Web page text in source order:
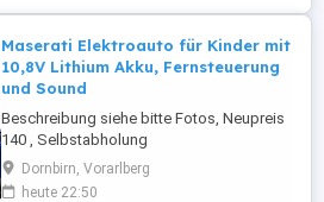
Maserati Elektroauto für Kinder mit
10,8V Lithium Akku, Fernsteuerung
und Sound
Beschreibung siehe bitte Fotos, Neupreis
140 , Selbstabholung
Dornbirn, Vorarlberg
heute 22:50